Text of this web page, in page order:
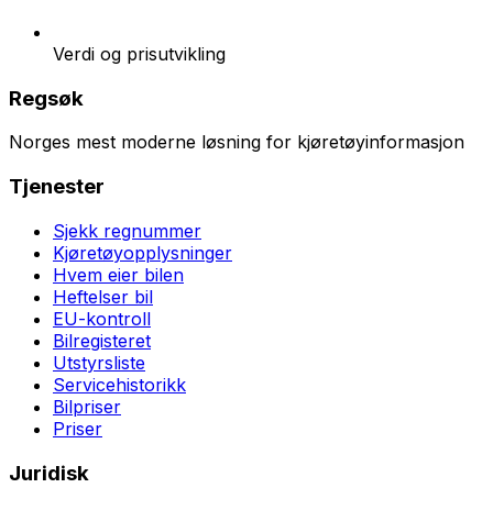
Verdi og prisutvikling
Regsøk
Norges mest moderne løsning for kjøretøyinformasjon
Tjenester
Sjekk regnummer
Kjøretøyopplysninger
Hvem eier bilen
Heftelser bil
EU-kontroll
Bilregisteret
Utstyrsliste
Servicehistorikk
Bilpriser
Priser
Juridisk